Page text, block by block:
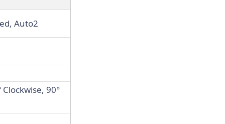
Auto2
90°